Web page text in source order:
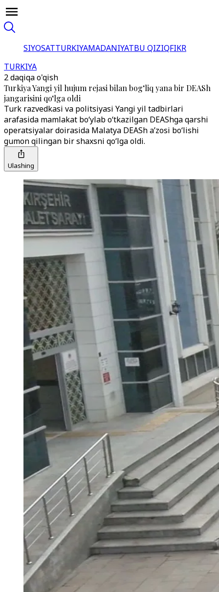
SIYOSATTURKIYAMADANIYATBU QIZIQFIKR
TURKIYA
2 daqiqa o'qish
Turkiya Yangi yil hujum rejasi bilan bog‘liq yana bir DEASh
jangarisini qo‘lga oldi
Turk razvedkasi va politsiyasi Yangi yil tadbirlari
arafasida mamlakat bo‘ylab o‘tkazilgan DEAShga qarshi
operatsiyalar doirasida Malatya DEASh a’zosi bo‘lishi
gumon qilingan bir shaxsni qo‘lga oldi.
Ulashing